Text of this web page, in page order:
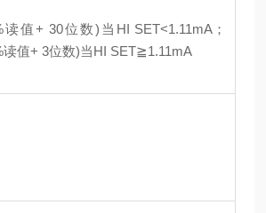
读值+ 30位数)当HI SET<1.11mA；
读值+ 3位数)当HI SET≧1.11mA